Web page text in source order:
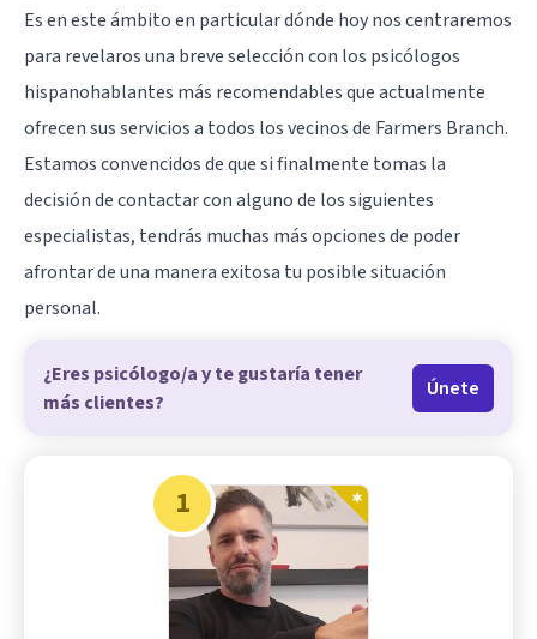
Es en este ámbito en particular dónde hoy nos centraremos
para revelaros una breve selección con los psicólogos
hispanohablantes más recomendables que actualmente
ofrecen sus servicios a todos los vecinos de Farmers Branch.
Estamos convencidos de que si finalmente tomas la
decisión de contactar con alguno de los siguientes
especialistas, tendrás muchas más opciones de poder
afrontar de una manera exitosa tu posible situación
personal.
¿Eres psicólogo/a y te gustaría tener
más clientes?
Únete
1